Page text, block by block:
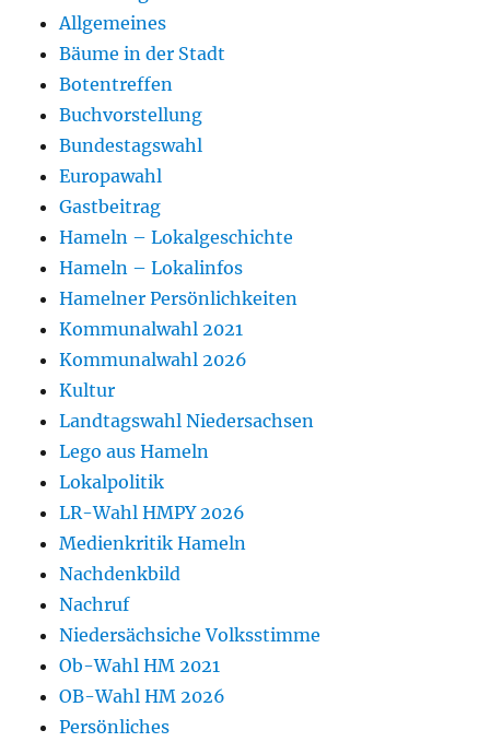
Allgemeines
Bäume in der Stadt
Botentreffen
Buchvorstellung
Bundestagswahl
Europawahl
Gastbeitrag
Hameln – Lokalgeschichte
Hameln – Lokalinfos
Hamelner Persönlichkeiten
Kommunalwahl 2021
Kommunalwahl 2026
Kultur
Landtagswahl Niedersachsen
Lego aus Hameln
Lokalpolitik
LR-Wahl HMPY 2026
Medienkritik Hameln
Nachdenkbild
Nachruf
Niedersächsiche Volksstimme
Ob-Wahl HM 2021
OB-Wahl HM 2026
Persönliches